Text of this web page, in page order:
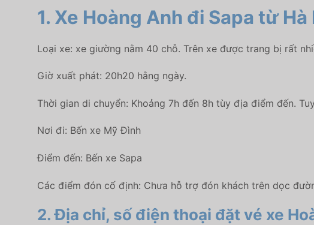
1. Xe Hoàng Anh đi Sapa từ Hà
Loại xe: xe giường nằm 40 chỗ. Trên xe được trang bị rất
Giờ xuất phát: 20h20 hằng ngày.
Thời gian di chuyển: Khoảng 7h đến 8h tùy địa điểm đến.
Nơi đi: Bến xe Mỹ Đình
Điểm đến: Bến xe Sapa
Các điểm đón cố định: Chưa hỗ trợ đón khách trên dọc
2. Địa chỉ, số điện thoại đặt vé xe